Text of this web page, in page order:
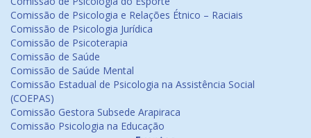
Comissão de Psicologia e Relações Étnico – Raciais
Comissão de Psicologia Jurídica
Comissão de Psicoterapia
Comissão de Saúde
Comissão de Saúde Mental
Comissão Estadual de Psicologia na Assistência Social
(COEPAS)
Comissão Gestora Subsede Arapiraca
Comissão Psicologia na Educação